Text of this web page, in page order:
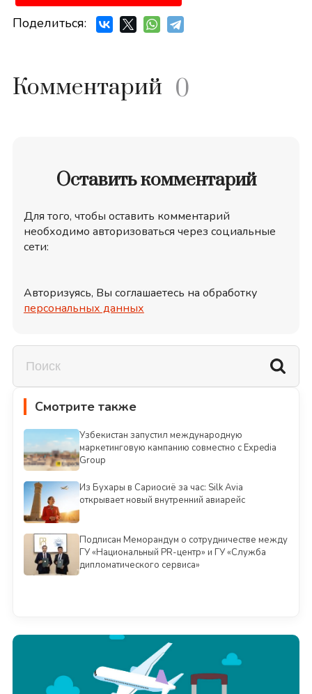
Поделиться:
Комментарий 0
Оставить комментарий
Для того, чтобы оставить комментарий
необходимо авторизоваться через социальные
сети:
Авторизуясь, Вы соглашаетесь на обработку
персональных данных
Смотрите также
Узбекистан запустил международную
маркетинговую кампанию совместно с Expedia
Group
Из Бухары в Сариосиё за час: Silk Avia
открывает новый внутренний авиарейс
Подписан Меморандум о сотрудничестве между
ГУ «Национальный PR-центр» и ГУ «Служба
дипломатического сервиса»